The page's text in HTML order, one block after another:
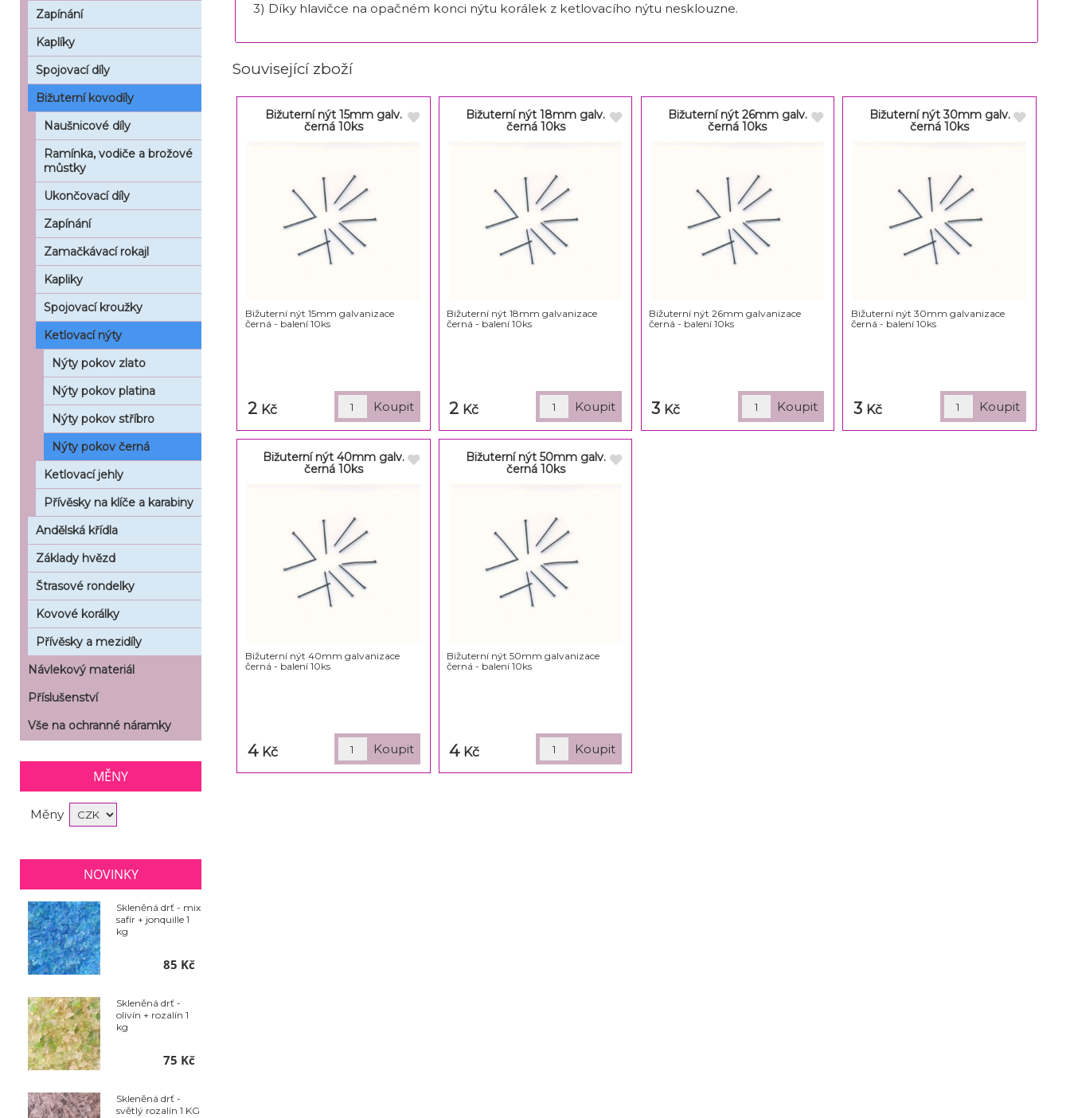
3) Díky hlavičce na opačném konci nýtu korálek z ketlovacího nýtu nesklouzne.
Související zboží
Bižuterní nýt 15mm galv.
černá 10ks
Bižuterní nýt 15mm galvanizace
černá - balení 10ks
2 Kč
Bižuterní nýt 18mm galv.
černá 10ks
Bižuterní nýt 18mm galvanizace
černá - balení 10ks
2 Kč
Bižuterní nýt 26mm galv.
černá 10ks
Bižuterní nýt 26mm galvanizace
černá - balení 10ks
3 Kč
Bižuterní nýt 30mm galv.
černá 10ks
Bižuterní nýt 30mm galvanizace
černá - balení 10ks
3 Kč
Bižuterní nýt 40mm galv.
černá 10ks
Bižuterní nýt 40mm galvanizace
černá - balení 10ks
4 Kč
Bižuterní nýt 50mm galv.
černá 10ks
Bižuterní nýt 50mm galvanizace
černá - balení 10ks
4 Kč
Zapínání
Kaplíky
Spojovací díly
Bižuterní kovodíly
Naušnicové díly
Ramínka, vodiče a brožové
můstky
Ukončovací díly
Zapínání
Zamačkávací rokajl
Kapliky
Spojovací kroužky
Ketlovací nýty
Nýty pokov zlato
Nýty pokov platina
Nýty pokov stříbro
Nýty pokov černá
Ketlovací jehly
Přívěsky na klíče a karabiny
Andělská křídla
Základy hvězd
Štrasové rondelky
Kovové korálky
Přívěsky a mezidíly
Návlekový materiál
Příslušenství
Vše na ochranné náramky
MĚNY
Měny
NOVINKY
Skleněná drť - mix
safír + jonquille 1
kg
85 Kč
Skleněná drť -
olivín + rozalín 1
kg
75 Kč
Skleněná drť -
světlý rozalín 1 KG